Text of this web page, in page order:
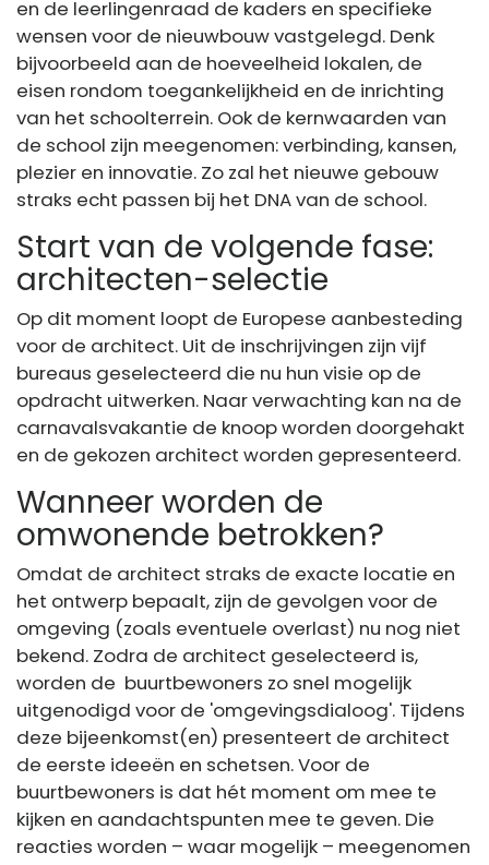
en de leerlingenraad de kaders en specifieke
wensen voor de nieuwbouw vastgelegd. Denk
bijvoorbeeld aan de hoeveelheid lokalen, de
eisen rondom toegankelijkheid en de inrichting
van het schoolterrein. Ook de kernwaarden van
de school zijn meegenomen: verbinding, kansen,
plezier en innovatie. Zo zal het nieuwe gebouw
straks echt passen bij het DNA van de school.
Start van de volgende fase:
architecten-selectie
Op dit moment loopt de Europese aanbesteding
voor de architect. Uit de inschrijvingen zijn vijf
bureaus geselecteerd die nu hun visie op de
opdracht uitwerken. Naar verwachting kan na de
carnavalsvakantie de knoop worden doorgehakt
en de gekozen architect worden gepresenteerd.
Wanneer worden de
omwonende betrokken?
Omdat de architect straks de exacte locatie en
het ontwerp bepaalt, zijn de gevolgen voor de
omgeving (zoals eventuele overlast) nu nog niet
bekend. Zodra de architect geselecteerd is,
worden de buurtbewoners zo snel mogelijk
uitgenodigd voor de 'omgevingsdialoog'. Tijdens
deze bijeenkomst(en) presenteert de architect
de eerste ideeën en schetsen. Voor de
buurtbewoners is dat hét moment om mee te
kijken en aandachtspunten mee te geven. Die
reacties worden – waar mogelijk – meegenomen